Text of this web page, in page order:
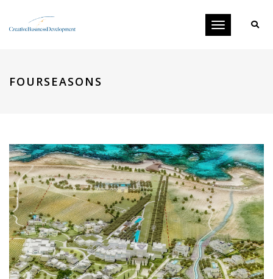
Toggle
FOURSEASONS